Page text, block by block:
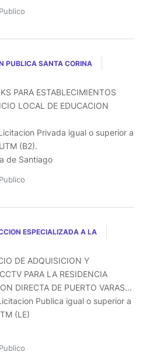
PUBLICA SANTA CORINA
PARA ESTABLECIMIENTOS
LOCAL DE EDUCACION
Privada igual o superior a
(B2).
de Santiago
ESPECIALIZADA A LA
DE ADQUISICION Y
PARA LA RESIDENCIA
DIRECTA DE PUERTO VARAS...
Publica igual o superior a
(LE)